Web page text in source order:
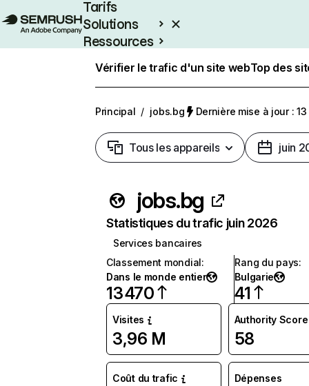
Tarifs
Solutions
Ressources
Vérifier le trafic d'un site webTop des
Principal / jobs.bg Dernière mise à jour :
Tous les appareils juin
jobs.bg
Statistiques du trafic juin 2026
Services bancaires
Classement mondial:
Dans le monde entier
13 470
Rang du pays:
Bulgarie
41
Visites
3,96 M
Authority Score
58
Coût du trafic
Dépenses